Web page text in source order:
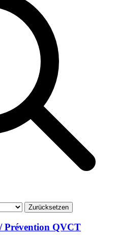
Zurücksetzen
Prévention QVCT